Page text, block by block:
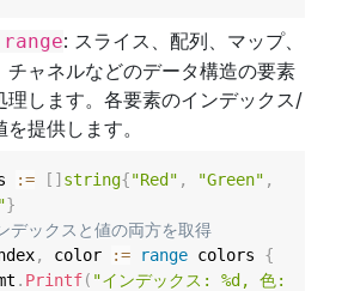
: スライス、配列、マップ、
チャネルなどのデータ構造の要素
理します。各要素のインデックス/
提供します。
:= [ ] string{"Red" , "Green" ,
}
ックスと値の両方を取得
, color := range colors {
. Printf( "インデックス: %d, 色: